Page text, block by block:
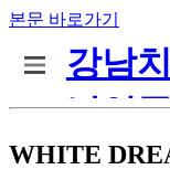
본문 바로가기
WHITE